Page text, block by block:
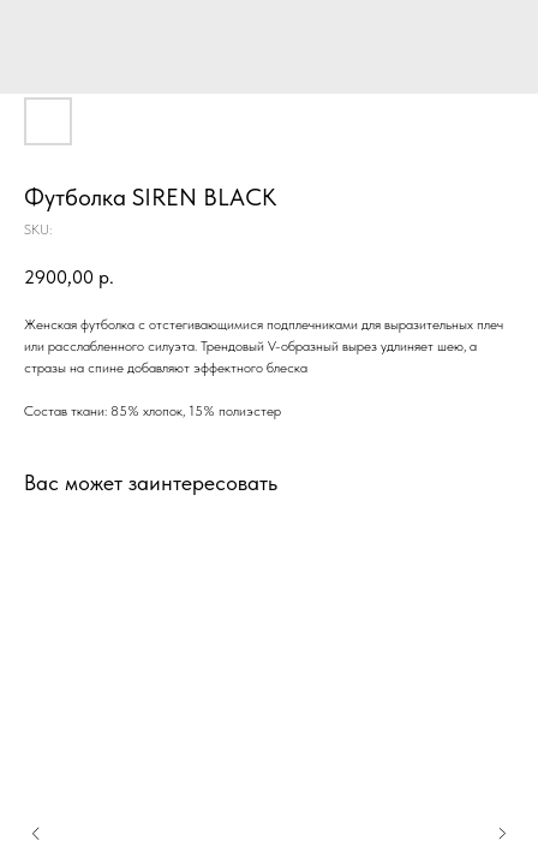
Футболка SIREN BLACK
SKU:
2900,00 р.
Женская футболка с отстегивающимися подплечниками для выразительных плеч
или расслабленного силуэта. Трендовый V-образный вырез удлиняет шею, а
стразы на спине добавляют эффектного блеска
Состав ткани: 85% хлопок, 15% полиэстер
Вас может заинтересовать